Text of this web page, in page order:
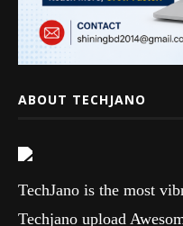
ABOUT TECHJANO
TechJano is the most
Techjano upload